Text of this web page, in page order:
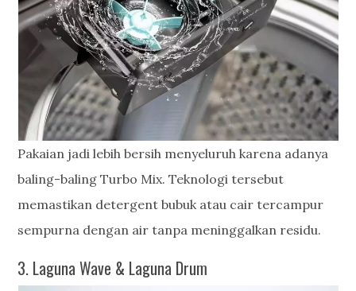
Pakaian jadi lebih bersih menyeluruh karena adanya
baling-baling Turbo Mix. Teknologi tersebut
memastikan detergent bubuk atau cair tercampur
sempurna dengan air tanpa meninggalkan residu.
3. Laguna Wave & Laguna Drum